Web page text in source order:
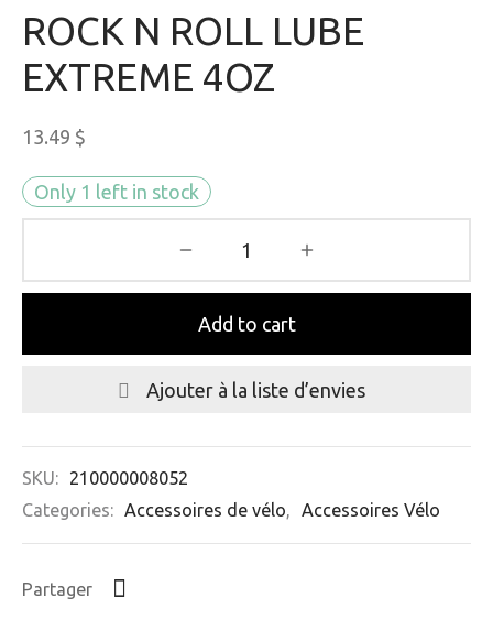
ROCK N ROLL LUBE
EXTREME 4OZ
13.49 $
Only 1 left in stock
Add to cart
Ajouter à la liste d’envies
SKU:
210000008052
Categories: Accessoires de vélo, Accessoires Vélo
Partager